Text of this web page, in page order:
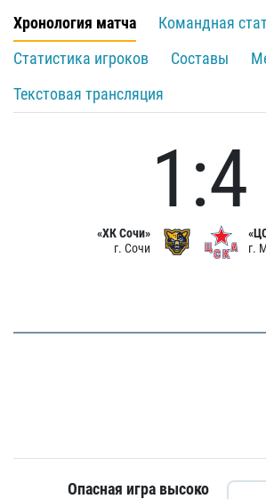
Хронология матча
Командная
Статистика игроков
Составы
Текстовая трансляция
«ХК Сочи»
г. Сочи
1:4
г.
Опасная игра высоко